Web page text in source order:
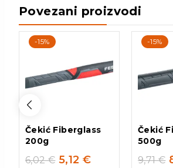
Povezani proizvodi
-15%
Čekić Fiberglass
200g
6,02€ 5,12 €
-15%
Čekić
500g
9,71€